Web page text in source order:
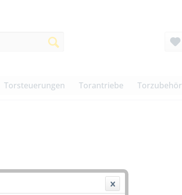
Torsteuerungen Torantriebe Torzubehör